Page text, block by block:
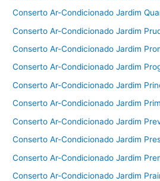
Conserto Ar-Condicionado Jardim
Conserto Ar-Condicionado Jardim
Conserto Ar-Condicionado Jardim
Conserto Ar-Condicionado Jardim
Conserto Ar-Condicionado Jardim
Conserto Ar-Condicionado Jardim
Conserto Ar-Condicionado Jardim
Conserto Ar-Condicionado Jardim
Conserto Ar-Condicionado Jardim
Conserto Ar-Condicionado Jardim